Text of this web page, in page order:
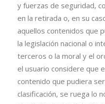
y fuerzas de seguridad,
en la retirada o, en su
aquellos contenidos que
la legislación nacional o
terceros o la moral y el
el usuario considere que
contenido que pudiera
clasificación, se ruega lo